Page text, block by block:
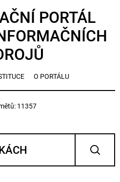
PORTÁL
O PORTÁLU
11357